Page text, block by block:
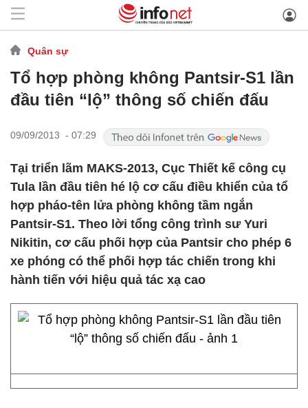
Quân sự
Tổ hợp phòng không Pantsir-S1 lần
đầu tiên “lộ” thông số chiến đấu
09/09/2013 - 07:29
Tại triển lãm MAKS-2013, Cục Thiết kế công cụ
Tula lần đầu tiên hé lộ cơ cấu điều khiển của tổ
hợp pháo-tên lửa phòng không tầm ngắn
Pantsir-S1. Theo lời tổng công trình sư Yuri
Nikitin, cơ cấu phối hợp của Pantsir cho phép 6
xe phóng có thể phối hợp tác chiến trong khi
hành tiến với hiệu quả tác xạ cao